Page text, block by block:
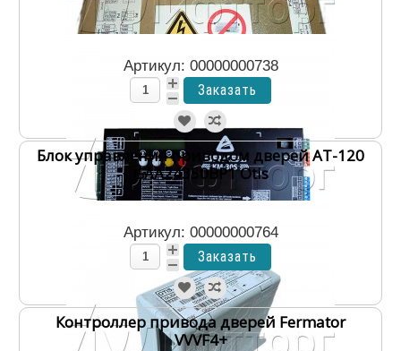
Артикул: 00000000738
Блок управления приводом дверей AT-120
GAA24350BP1 Otis
Артикул: 00000000764
Контроллер привода дверей Fermator
VVVF4+